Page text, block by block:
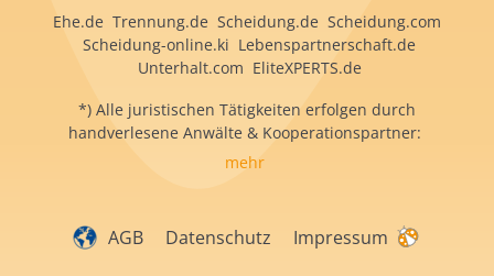
Ehe.de Trennung.de Scheidung.de Scheidung.com
Scheidung-online.ki Lebenspartnerschaft.de
Unterhalt.com EliteXPERTS.de
*) Alle juristischen Tätigkeiten erfolgen durch
handverlesene Anwälte & Kooperationspartner:
mehr
AGB Datenschutz Impressum